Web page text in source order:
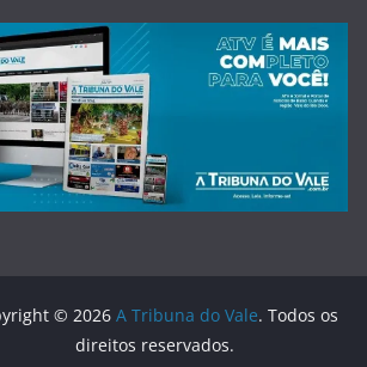
© 2026A Tribuna do Vale. Todos os
direitos reservados.